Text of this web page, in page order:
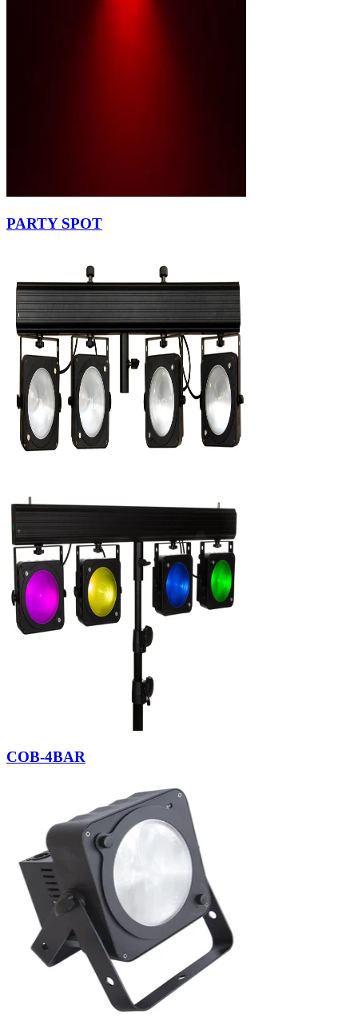
PARTY SPOT
COB-4BAR